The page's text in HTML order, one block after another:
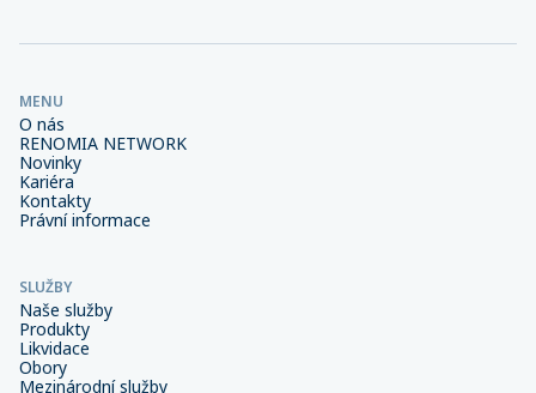
MENU
O nás
RENOMIA NETWORK
Novinky
Kariéra
Kontakty
Právní informace
SLUŽBY
Naše služby
Produkty
Likvidace
Obory
Mezinárodní služby